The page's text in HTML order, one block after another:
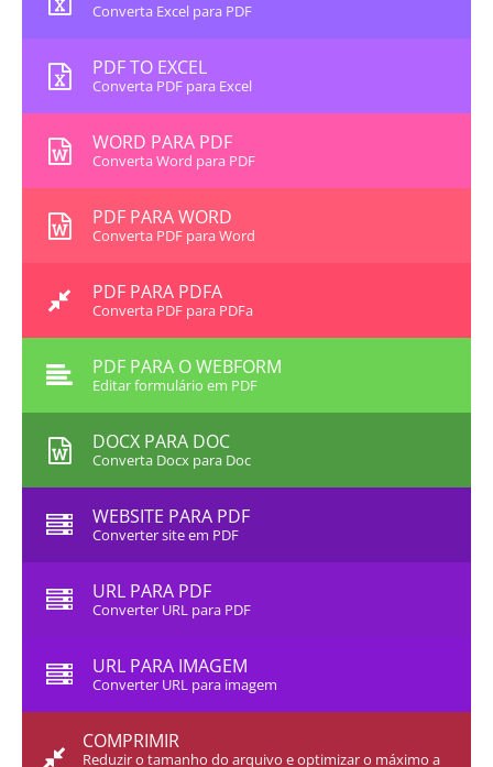
Converta Excel para PDF
PDF TO EXCEL
Converta PDF para Excel
WORD PARA PDF
Converta Word para PDF
PDF PARA WORD
Converta PDF para Word
PDF PARA PDFA
Converta PDF para PDFa
PDF PARA O WEBFORM
Editar formulário em PDF
DOCX PARA DOC
Converta Docx para Doc
WEBSITE PARA PDF
Converter site em PDF
URL PARA PDF
Converter URL para PDF
URL PARA IMAGEM
Converter URL para imagem
COMPRIMIR
Reduzir o tamanho do arquivo e optimizar o máximo a